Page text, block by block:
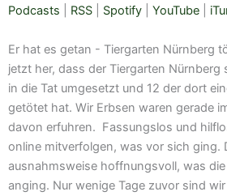
RSS
RSS FEED
Podcasts
RSS Spotify YouTube
Er hat es getan - Tiergarten Nürnberg
jetzt her, dass der Tiergarten Nürnberg
in die Tat umgesetzt und 12 der dort
getötet hat. Wir Erbsen waren gerade
davon erfuhren. Fassungslos und
online mitverfolgen, was vor sich ging.
ausnahmsweise hoffnungsvoll, was
anging. Nur wenige Tage zuvor sind